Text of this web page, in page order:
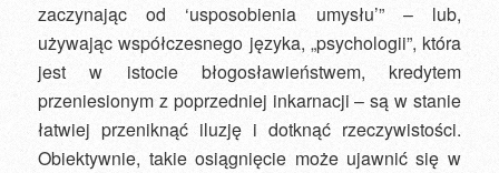
zaczynając od ‘usposobienia umysłu’” – lub,
używając współczesnego języka, „psychologii”, która
jest w istocie błogosławieństwem, kredytem
przeniesionym z poprzedniej inkarnacji – są w stanie
łatwiej przeniknąć iluzję i dotknąć rzeczywistości.
Obiektywnie, takie osiągnięcie może ujawnić się w